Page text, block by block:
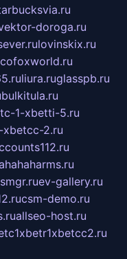
doroga.ru
lovinskix.ru
liura.ruglasspb.ru
bulkitula.ru
1-xbetti-5.ru
2.ru
ev-gallery.ru
csm-demo.ru
allseo-host.ru